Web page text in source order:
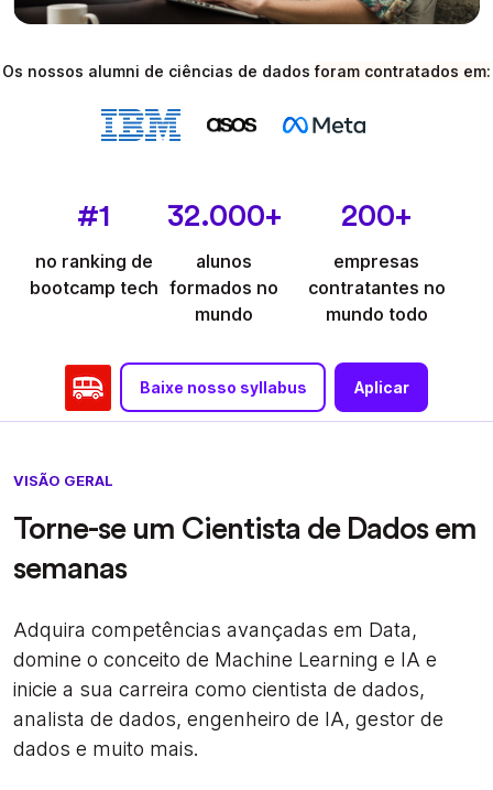
Os nossos alumni de ciências de dadosforam contratados em:
#1
no ranking de
bootcamp tech
32.000+
alunos
formados no
mundo
200+
empresas
contratantes no
mundo todo
Baixe nosso syllabus Aplicar
VISÃO GERAL
Torne-se um Cientista de Dados em
semanas
Adquira competências avançadas em Data,
domine o conceito de Machine Learning e IA e
inicie a sua carreira como cientista de dados,
analista de dados, engenheiro de IA, gestor de
dados e muito mais.